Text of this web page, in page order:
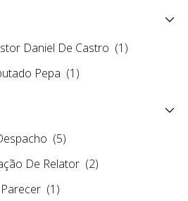
Daniel De Castro (1)
Pepa (1)
(5)
De Relator (2)
Parecer (1)